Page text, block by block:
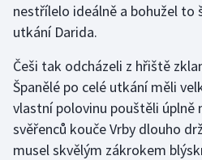
Veslování
Vodní slalom
Volejbal
Ostatní
nestřílelo ideálně a bohužel to
utkání Darida.
Češi tak odcházeli z hřiště
Španělé po celé utkání měli
vlastní polovinu pouštěli úplně
svěřenců kouče Vrby dlouho
musel skvělým zákrokem